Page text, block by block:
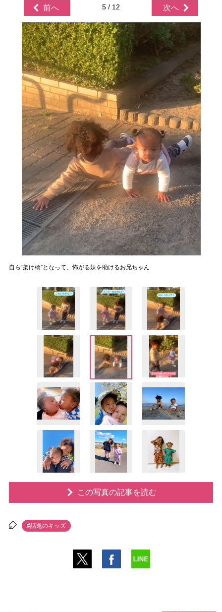
前へ 5 / 12 次へ
自ら“架け橋”となって、怖がる妹を助けるお兄ちゃん
この写真の記事を読む
#話題のキッズ